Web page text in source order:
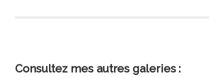
Consultez mes autres galeries :